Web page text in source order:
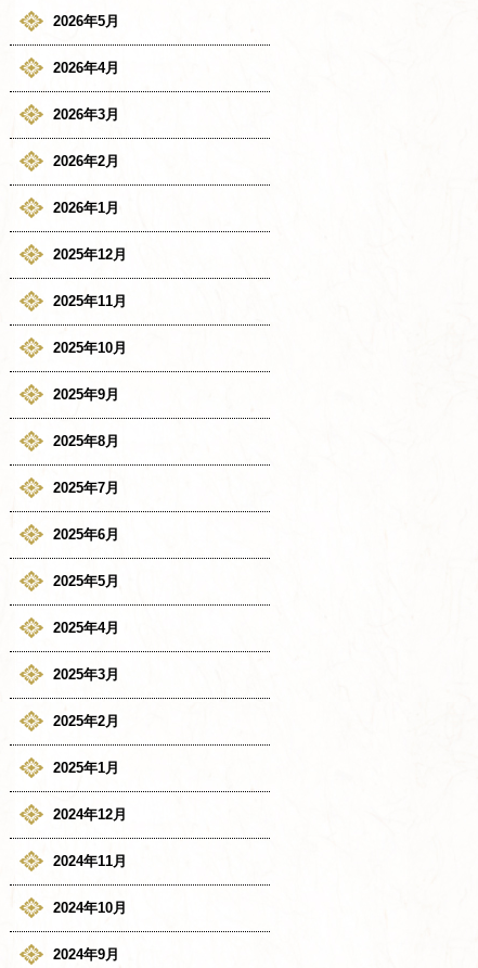
2026年5月
2026年4月
2026年3月
2026年2月
2026年1月
2025年12月
2025年11月
2025年10月
2025年9月
2025年8月
2025年7月
2025年6月
2025年5月
2025年4月
2025年3月
2025年2月
2025年1月
2024年12月
2024年11月
2024年10月
2024年9月